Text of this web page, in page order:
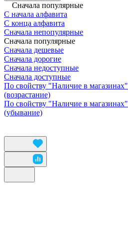
Сначала популярные
С начала алфавита
С конца алфавита
Сначала непопулярные
Сначала популярные
Сначала дешевые
Сначала дорогие
Сначала недоступные
Сначала доступные
По свойству "Наличие в магазинах"
(возрастание)
По свойству "Наличие в магазинах"
(убывание)